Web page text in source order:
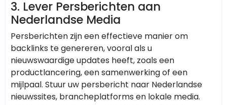
3. Lever Persberichten aan
Nederlandse Media
Persberichten zijn een effectieve manier om
backlinks te genereren, vooral als u
nieuwswaardige updates heeft, zoals een
productlancering, een samenwerking of een
mijlpaal. Stuur uw persbericht naar Nederlandse
nieuwssites, brancheplatforms en lokale media.